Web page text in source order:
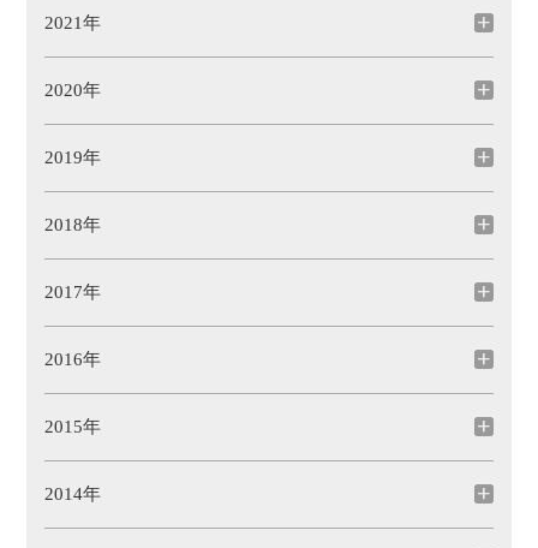
2021年
2020年
2019年
2018年
2017年
2016年
2015年
2014年